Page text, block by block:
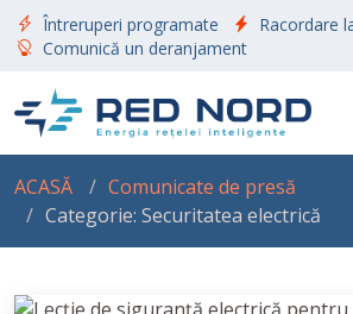
Întreruperi programate
Racordare
Comunică un deranjament
ACASĂ
Comunicate de presă
Categorie: Securitatea electrică